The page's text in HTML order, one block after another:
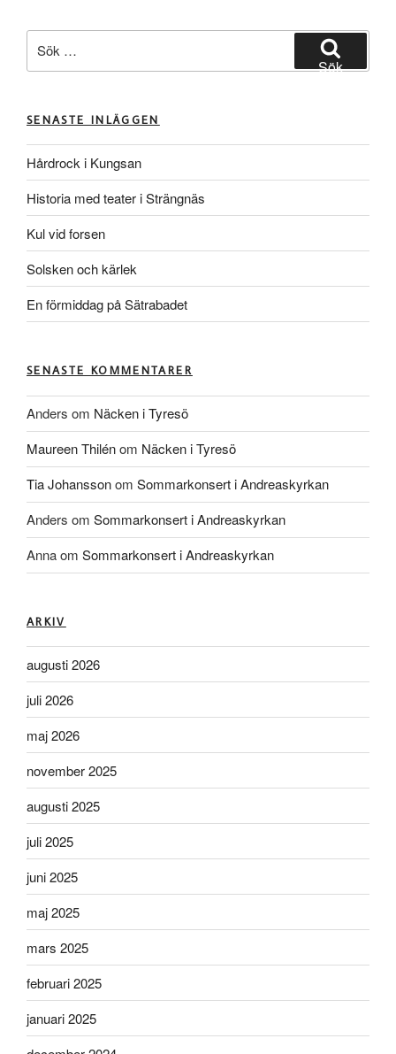
efter:
Sök
SENASTE INLÄGGEN
Hårdrock i Kungsan
Historia med teater i Strängnäs
Kul vid forsen
Solsken och kärlek
En förmiddag på Sätrabadet
SENASTE KOMMENTARER
Anders om Näcken i Tyresö
Maureen Thilénom Näcken i Tyresö
Tia Johanssonom Sommarkonsert i Andreaskyrkan
Anders om Sommarkonsert i Andreaskyrkan
Annaom Sommarkonsert i Andreaskyrkan
ARKIV
augusti 2026
juli 2026
maj 2026
november 2025
augusti 2025
juli 2025
juni 2025
maj 2025
mars 2025
februari 2025
januari 2025